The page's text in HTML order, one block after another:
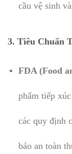
cầu vệ sinh
3. Tiêu Chuẩn
FDA (Food
phẩm tiếp
các quy định
bảo an toàn